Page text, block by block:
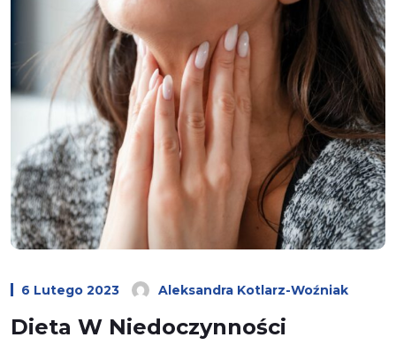
6 Lutego 2023 Aleksandra Kotlarz-Woźniak
Dieta W Niedoczynności